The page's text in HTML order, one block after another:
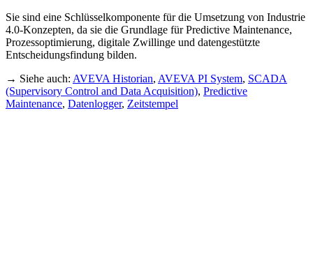
Sie sind eine Schlüsselkomponente für die Umsetzung von Industrie
4.0-Konzepten, da sie die Grundlage für Predictive Maintenance,
Prozessoptimierung, digitale Zwillinge und datengestützte
Entscheidungsfindung bilden.
→ Siehe auch: AVEVA Historian, AVEVA PI System, SCADA
(Supervisory Control and Data Acquisition), Predictive
Maintenance, Datenlogger, Zeitstempel